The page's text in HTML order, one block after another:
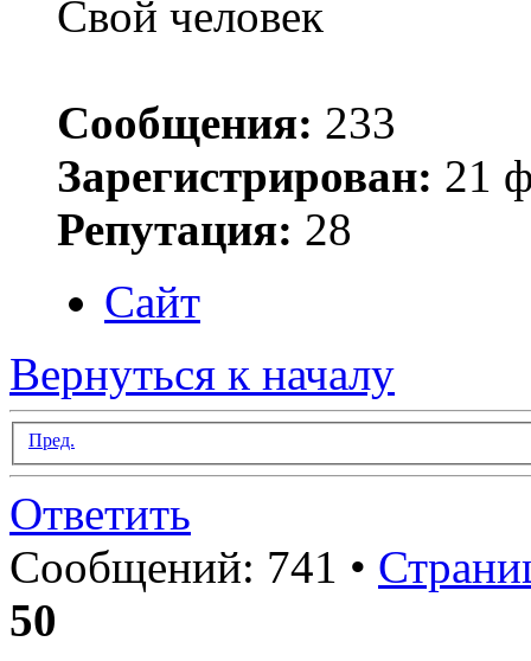
Свой человек
Сообщения: 233
Зарегистрирован: 21
Репутация: 28
Сайт
Вернуться к началу
Пред.
Ответить
Сообщений: 741 •
50